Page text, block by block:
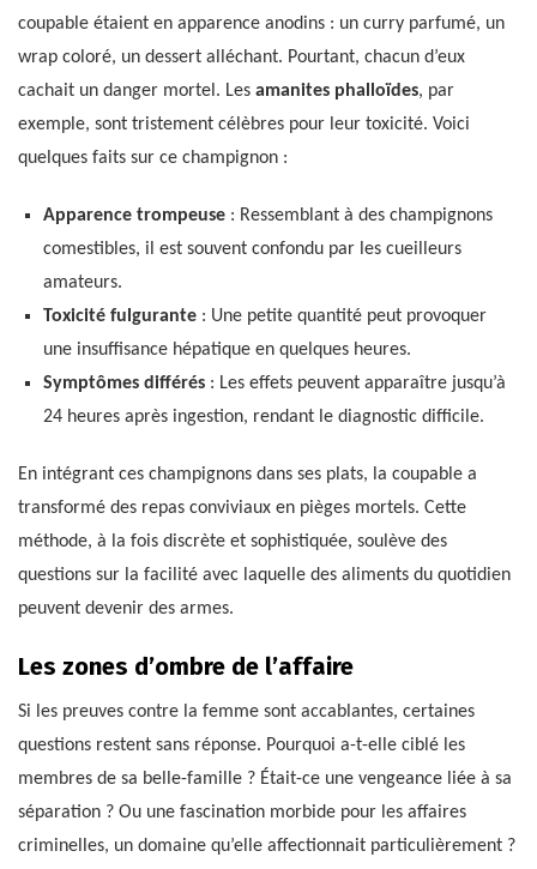
coupable étaient en apparence anodins : un curry parfumé, un
wrap coloré, un dessert alléchant. Pourtant, chacun d’eux
cachait un danger mortel. Les amanites phalloïdes, par
exemple, sont tristement célèbres pour leur toxicité. Voici
quelques faits sur ce champignon :
Apparence trompeuse: Ressemblant à des champignons
comestibles, il est souvent confondu par les cueilleurs
amateurs.
Toxicité fulgurante: Une petite quantité peut provoquer
une insuffisance hépatique en quelques heures.
Symptômes différés: Les effets peuvent apparaître jusqu’à
24 heures après ingestion, rendant le diagnostic difficile.
En intégrant ces champignons dans ses plats, la coupable a
transformé des repas conviviaux en pièges mortels. Cette
méthode, à la fois discrète et sophistiquée, soulève des
questions sur la facilité avec laquelle des aliments du quotidien
peuvent devenir des armes.
Les zones d’ombre de l’affaire
Si les preuves contre la femme sont accablantes, certaines
questions restent sans réponse. Pourquoi a-t-elle ciblé les
membres de sa belle-famille ? Était-ce une vengeance liée à sa
séparation ? Ou une fascination morbide pour les affaires
criminelles, un domaine qu’elle affectionnait particulièrement ?